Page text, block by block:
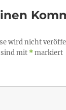
wird nicht
mit *markiert